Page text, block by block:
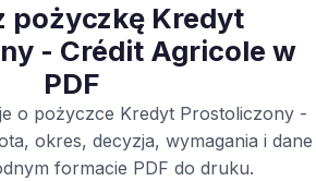
pożyczkę Kredyt
- Crédit Agricole w
PDF
o pożyczce Kredyt Prostoliczony -
okres, decyzja, wymagania i dane
formacie PDF do druku.